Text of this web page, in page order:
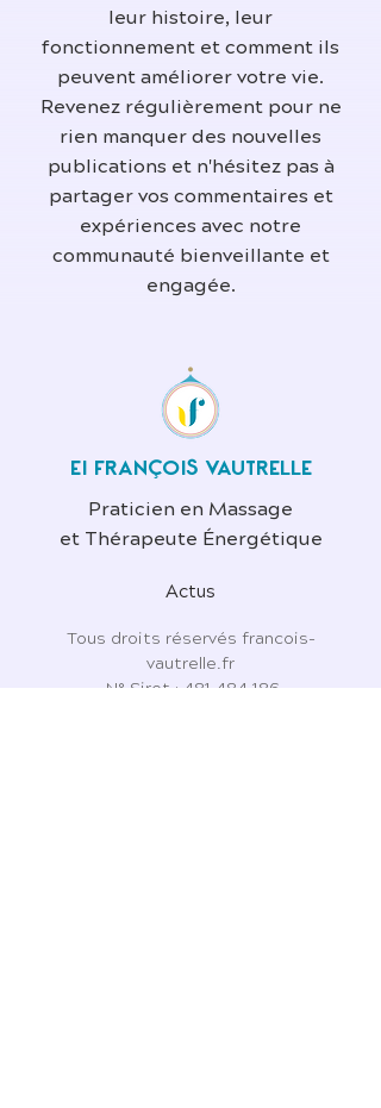
leur histoire, leur
fonctionnement et comment ils
peuvent améliorer votre vie.
Revenez régulièrement pour ne
rien manquer des nouvelles
publications et n'hésitez pas à
partager vos commentaires et
expériences avec notre
communauté bienveillante et
engagée.
EI FRANÇOIS VAUTRELLE
Praticien en Massage
et Thérapeute Énergétique
Actus
Tous droits réservés francois-
vautrelle.fr
N° Siret : 481 484 186